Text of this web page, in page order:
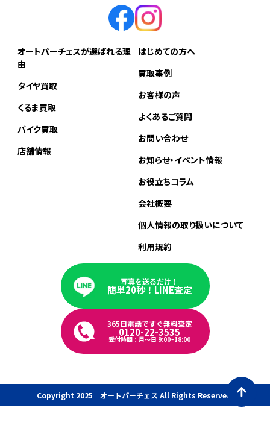
オートパーチェスが選ばれる理
由
タイヤ買取
くるま買取
バイク買取
店舗情報
はじめての方へ
買取事例
お客様の声
よくあるご質問
お問い合わせ
お知らせ・イベント情報
お役立ちコラム
会社概要
個人情報の取り扱いについて
利用規約
写真を送るだけ！
簡単20秒！LINE査定
365日電話ですぐ無料査定
0120-22-3535
受付時間：月〜日 9:00~18:00
Copyright 2025 オートパーチェス All Rights Reserved.